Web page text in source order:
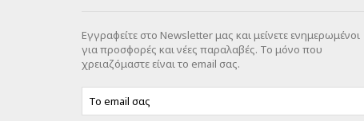
Εγγραφείτε στο Newsletter μας και μείνετε ενημερωμένοι
για προσφορές και νέες παραλαβές. Το μόνο που
χρειαζόμαστε είναι το email σας.